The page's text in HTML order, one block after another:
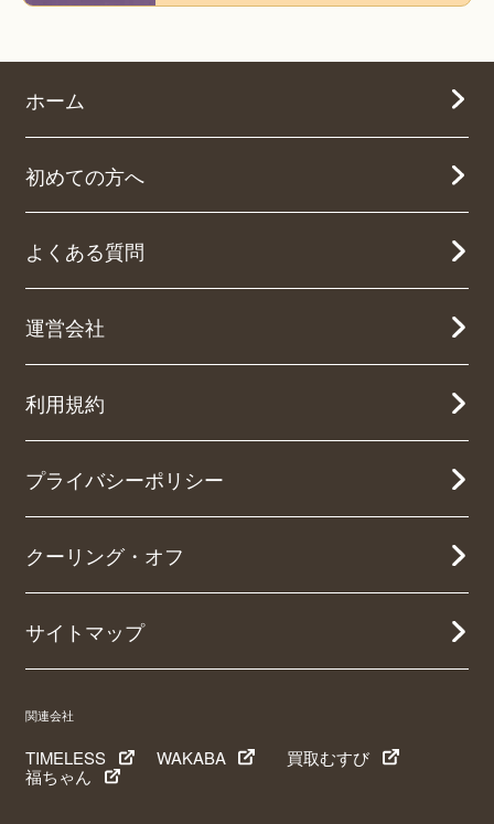
ホーム
初めての方へ
よくある質問
運営会社
利用規約
プライバシーポリシー
クーリング・オフ
サイトマップ
関連会社
TIMELESS WAKABA
買取むすび
福ちゃん